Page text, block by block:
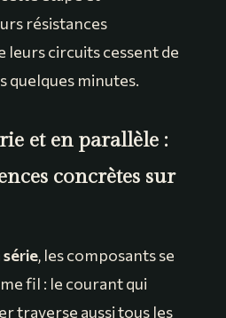
résistances
leurs circuits cessent de
minutes.
et en parallèle :
concrètes sur
, les composants se
fil : le courant qui
traverse aussi tous les